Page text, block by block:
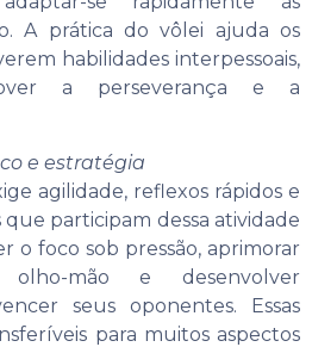
A prática do vôlei ajuda os
habilidades interpessoais,
a perseverança e a
e estratégia
agilidade, reflexos rápidos e
que participam dessa atividade
o foco sob pressão, aprimorar
mão e desenvolver
seus oponentes. Essas
para muitos aspectos